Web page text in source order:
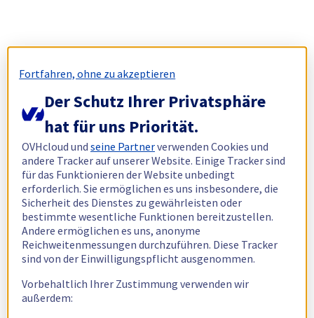
Fortfahren, ohne zu akzeptieren
Der Schutz Ihrer Privatsphäre
hat für uns Priorität.
OVHcloud undseine Partnerverwenden Cookies und
andere Tracker auf unserer Website. Einige Tracker sind
für das Funktionieren der Website unbedingt
erforderlich. Sie ermöglichen es uns insbesondere, die
Sicherheit des Dienstes zu gewährleisten oder
bestimmte wesentliche Funktionen bereitzustellen.
Andere ermöglichen es uns, anonyme
Reichweitenmessungen durchzuführen. Diese Tracker
sind von der Einwilligungspflicht ausgenommen.
Vorbehaltlich Ihrer Zustimmung verwenden wir
außerdem: